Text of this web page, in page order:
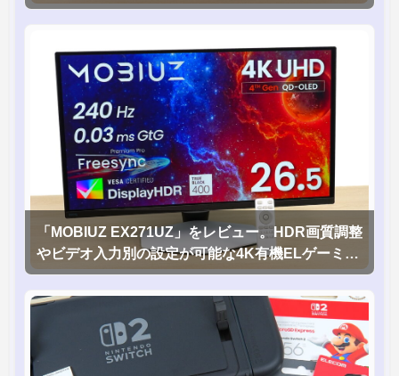
「MOBIUZ EX271UZ」をレビュー。HDR画質調整
やビデオ入力別の設定が可能な4K有機ELゲーミン
グモニタを徹底検証